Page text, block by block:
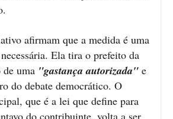
afirmam que a medida é uma
Ela tira o prefeito da
de uma "gastança autorizada" e
do debate democrático. O
que é a lei que define para
do contribuinte, volta a ser